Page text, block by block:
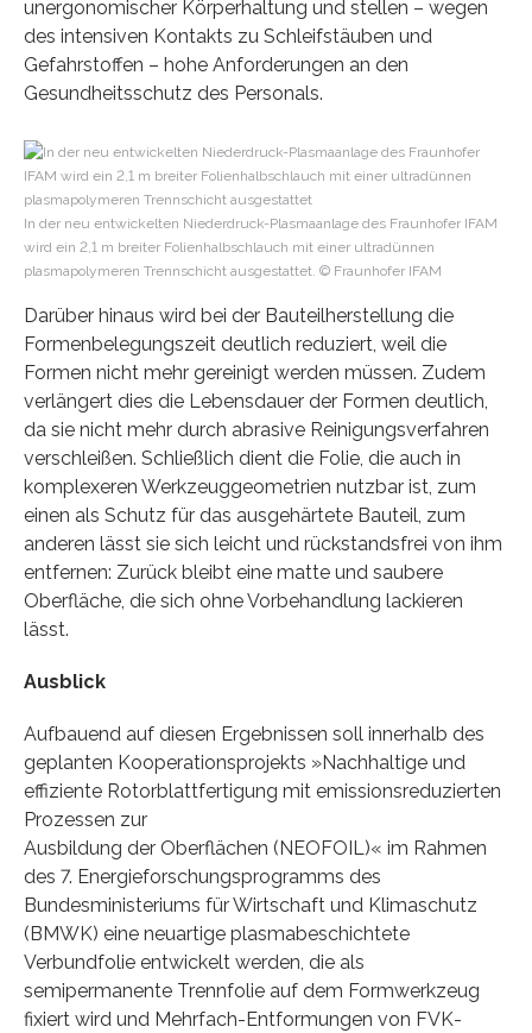
unergonomischer Körperhaltung und stellen – wegen
des intensiven Kontakts zu Schleifstäuben und
Gefahrstoffen – hohe Anforderungen an den
Gesundheitsschutz des Personals.
In der neu entwickelten Niederdruck-Plasmaanlage des Fraunhofer IFAM
wird ein 2,1 m breiter Folienhalbschlauch mit einer ultradünnen
plasmapolymeren Trennschicht ausgestattet. © Fraunhofer IFAM
Darüber hinaus wird bei der Bauteilherstellung die
Formenbelegungszeit deutlich reduziert, weil die
Formen nicht mehr gereinigt werden müssen. Zudem
verlängert dies die Lebensdauer der Formen deutlich,
da sie nicht mehr durch abrasive Reinigungsverfahren
verschleißen. Schließlich dient die Folie, die auch in
komplexeren Werkzeuggeometrien nutzbar ist, zum
einen als Schutz für das ausgehärtete Bauteil, zum
anderen lässt sie sich leicht und rückstandsfrei von ihm
entfernen: Zurück bleibt eine matte und saubere
Oberfläche, die sich ohne Vorbehandlung lackieren
lässt.
Ausblick
Aufbauend auf diesen Ergebnissen soll innerhalb des
geplanten Kooperationsprojekts »Nachhaltige und
effiziente Rotorblattfertigung mit emissionsreduzierten
Prozessen zur
Ausbildung der Oberflächen (NEOFOIL)« im Rahmen
des 7. Energieforschungsprogramms des
Bundesministeriums für Wirtschaft und Klimaschutz
(BMWK) eine neuartige plasmabeschichtete
Verbundfolie entwickelt werden, die als
semipermanente Trennfolie auf dem Formwerkzeug
fixiert wird und Mehrfach-Entformungen von FVK-